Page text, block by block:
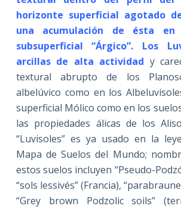
horizonte superficial agotado
una acumulación de ésta en
subsuperficial “Árgico”. Los
arcillas de alta actividad y
textural abrupto de los
albelúvico como en los
superficial Mólico como en los
las propiedades álicas de los
“Luvisoles” es ya usado en la
Mapa de Suelos del Mundo;
estos suelos incluyen “Pseudo-
“sols lessivés” (Francia),
“Grey brown Podzolic soils”